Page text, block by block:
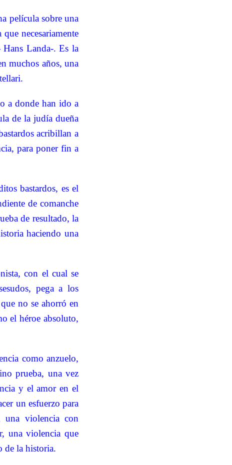
película sobre una
necesariamente
Landa-. Es la
muchos años, una
a donde han ido a
de la judía dueña
acribillan a
para poner fin a
bastardos, es el
de comanche
de resultado, la
haciendo una
con el cual se
pega a los
no se ahorró en
el héroe absoluto,
como anzuelo,
prueba, una vez
y el amor en el
un esfuerzo para
una violencia con
una violencia que
de la historia.